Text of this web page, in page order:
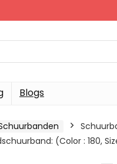
Blogs
(Color : 180,